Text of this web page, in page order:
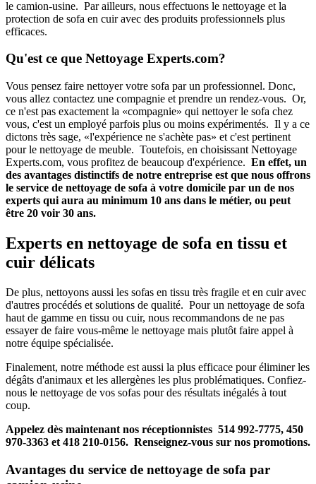
le camion-usine. Par ailleurs, nous effectuons le nettoyage et la
protection de sofa en cuir avec des produits professionnels plus
efficaces.
Qu'est ce que Nettoyage Experts.com?
Vous pensez faire nettoyer votre sofa par un professionnel. Donc,
vous allez contactez une compagnie et prendre un rendez-vous. Or,
ce n'est pas exactement la «compagnie» qui nettoyer le sofa chez
vous, c'est un employé parfois plus ou moins expérimentés. Il y a ce
dictons très sage, «l'expérience ne s'achète pas» et c'est pertinent
pour le nettoyage de meuble. Toutefois, en choisissant Nettoyage
Experts.com, vous profitez de beaucoup d'expérience. En effet, un
des avantages distinctifs de notre entreprise est que nous offrons
le service de nettoyage de sofa à votre domicile par un de nos
experts qui aura au minimum 10 ans dans le métier, ou peut
être 20 voir 30 ans.
Experts en nettoyage de sofa en tissu et
cuir délicats
De plus, nettoyons aussi les sofas en tissu très fragile et en cuir avec
d'autres procédés et solutions de qualité. Pour un nettoyage de sofa
haut de gamme en tissu ou cuir, nous recommandons de ne pas
essayer de faire vous-même le nettoyage mais plutôt faire appel à
notre équipe spécialisée.
Finalement, notre méthode est aussi la plus efficace pour éliminer les
dégâts d'animaux et les allergènes les plus problématiques. Confiez-
nous le nettoyage de vos sofas pour des résultats inégalés à tout
coup.
Appelez dès maintenant nos réceptionnistes 514 992-7775, 450
970-3363 et 418 210-0156. Renseignez-vous sur nos promotions.
Avantages du service de nettoyage de sofa par